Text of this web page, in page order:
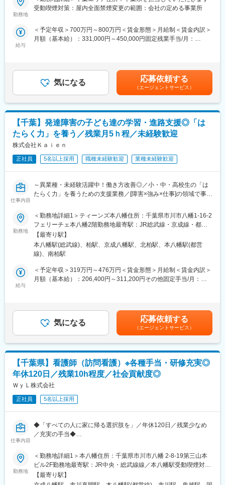
・マイカー通勤可能
※土日両方勤務するシフトの方に支給
・災害時等危険対応手当：2,500円/日
提供しております。
・【働きやすさ】…年間休日120日・夜勤なしとメリハリをつけ
重度障害のある方や高齢者の方等に医療的ケアサービスを行う訪
問介護事業を提供する当社にて、複数の都道府県を束ねたブロッ
ジャー候補を募集します。
★下記インタビューをぜひご覧ください！
・部門の運営、売上管理
・営業活動
・サービス提供管理・保守
・ご利用者様やご家族へのヒアリング、サービス設計・立上げ
・ケアマネージャーや医療機関、福祉事業所、行政等との調整
・スタッフの採用・指導・育成
・各種プロジェクトへの参加
※担当エリアは選考時の希望を考慮の上、決定します。
【入社直後の流れ】
す。
■入社～1カ月目
格取得。なお、資格取得のための費用は当社負担となります。
■1～3か月目
・OJTを受けながら日勤・夜勤両方の介護現場での業務をお任せ
します。
※研修終了後は現場業務は無くなるため日勤のみ
■3～6か月目
・マネージャー業務を学んでいただきます。ピープルマネジメン
トだけでなく、売上管理や各事業所が目標を達成するための事業
・各事業所の課題や目的に合わせてマネジメント業務に専念頂き
ます。
※独り立ち後はリモート×出社も可
・医療介護スタッフ（2週間程度の基礎研修必要資格取得、現場業
務）
・サービスリーダー（入社3カ月～※研修期間）
・サービス提供責任者（入社半年／年収420～650万円）
・サービスマネージャー（入社1年／年収560～700万円）
・エリアマネージャー（入社1年～／年収700～800万円）
・ブロックマネージャー（年収800～900万円）
・ゼネラルマネージャー（年収900～1200万円）
変更の範囲：会社の定める業務
勤務地
受動喫煙対策：屋内全面禁煙変更の範囲：会社の定める事業所
給与
＜予定年収＞700万円～800万円＜賃金形態＞月給制＜賃金内訳＞
月額（基本給）：331,000円～450,000円固定残業手当/月：
有■賞与：年2回※前職給与を考慮※経験・スキル・スタートポジシ
ョンにおいて異なる※評価により昇格・昇給あり※エリアにより地
域加算手当分が異なる※時間外手当は別途全額支給賃金はあくまで
も目安の金額であり、選考を通じて上下する可能性があります。
月給(月額)は固定手当を含めた表記です。
気になる 応募依頼する
（エージェントサービス）
【千葉】発達障害の子ども達の学習・進路支援◎「は
たらく力」を養う／残業月5ｈ程／未経験歓迎
株式会社Ｋａｉｅｎ
正社員 5名以上採用 職種未経験歓迎 業種未経験歓迎
仕事内容
～異業種・未経験活躍中！働き方改善◎／小・中・高校生の「は
たらく力」を養うための支援業務／[障害×強み×仕事]の領域で事業
当社のスタートは大人の方たちの就労支援事業。その支援から逆
算をして子ども向けのプログラムを開発・支援を提供していま
す。事業拡大に伴い、小中高生向けに「はたらく力」を養うため
の支援業務を行います。
■業務詳細：能力や適性に応じて以下からアサインします。
・お子様への直接支援
・親御様との対応
・オンラインセミナーのファシリテーション・プログラムの広報
活動 等々
を感じることができることがこの仕事の一番の魅力です。学校の
勉強だけではなく、「生きる力」という観点でお子様に必要なこ
とを見つけながら支援できます。
・既存の概念にとらわれない一歩踏み込んだ提案ができる環境で
す。
フルタイム（4名程度）と非常勤（1～2名程度/日）で日々10人程
度の子ども達の支援にあたっています。フルタイムは元教員、福
す。現場での学びを重視していて、実践を通じて成長できる機会
が豊富にあります。
勤務地
＜勤務地詳細1＞ティーンズ本八幡住所：千葉県市川市八幡1-16-2
フェリーチェ本八幡2階勤務地最寄駅：JR総武線・京成線・都営
地下鉄線／本八幡駅受動喫煙対策：屋内全面禁煙＜勤務地詳細2＞
ティーンズ柏住所：千葉県柏市柏4-6-4 MARINE BUILD6・6
KASHIWA201号室勤務地最寄駅：JR常磐線線／柏駅受動喫煙対
【最寄り駅】
本八幡駅(総武線)、柏駅、京成八幡駅、北柏駅、本八幡駅(都営
線)、南柏駅
給与
＜予定年収＞319万円～476万円＜賃金形態＞月給制＜賃金内訳＞
月額（基本給）：206,400円～311,200円その他固定手当/月：
（平均約10万円）※賞与、手当の支給対象・支給額は、評価や状
況により変更になる可能性があります。賃金はあくまでも目安の
金額であり、選考を通じて上下する可能性があります。月給(月額)
は固定手当を含めた表記です。
気になる 応募依頼する
（エージェントサービス）
【千葉県】看護師（訪問看護）※各種手当・研修充実◎
年休120日／残業10h程度／社会貢献度◎
ＷｙＬ株式会社
正社員 5名以上採用
仕事内容
◆「すべての人に家に帰る選択肢を」／年休120日／残業少なめ
／充実の手当◆
■業務内容：
自宅で生活されるご利用者様への訪問看護をお任せいたします。
・訪問件数の目安：4～5件/日、90件/月（定期の申し送り：な
し）
勤務地
＜勤務地詳細1＞本八幡住所：千葉県市川市八幡 2-8-19第三山本
ビル2F勤務地最寄駅：JR中央・総武線線／本八幡駅受動喫煙対
策：屋内全面禁煙＜勤務地詳細2＞市川住所：千葉県市川市市川1-
21-4 K-1ビル1階勤務地最寄駅：JR中央・総武線線／市川駅受動
【最寄り駅】